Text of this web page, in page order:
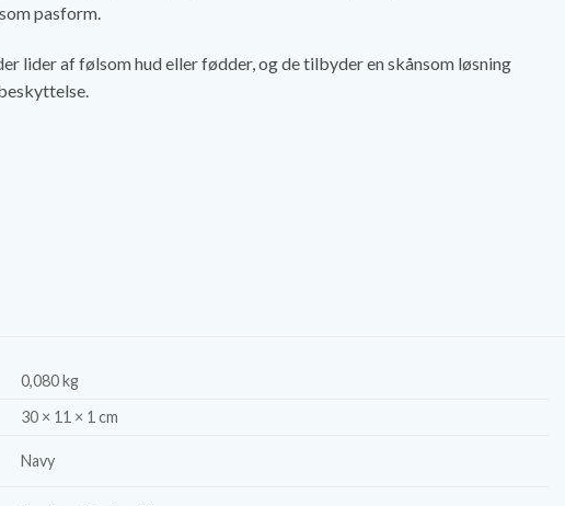
pasform.
lider af følsom hud eller fødder, og de tilbyder en skånsom løsning
0,080 kg
30 × 11 × 1 cm
Navy